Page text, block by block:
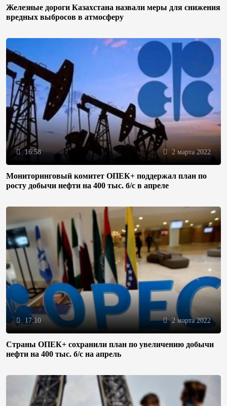
Железные дороги Казахстана назвали меры для снижения
вредных выбросов в атмосферу
16:58 2 марта 2022
Мониторинговый комитет ОПЕК+ поддержал план по
росту добычи нефти на 400 тыс. б/с в апреле
17:10 2 марта 2022
Страны ОПЕК+ сохранили план по увеличению добычи
нефти на 400 тыс. б/с на апрель